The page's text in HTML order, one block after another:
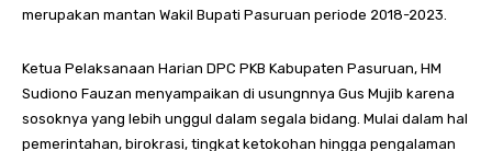
merupakan mantan Wakil Bupati Pasuruan periode 2018-2023.
Ketua Pelaksanaan Harian DPC PKB Kabupaten Pasuruan, HM
Sudiono Fauzan menyampaikan di usungnnya Gus Mujib karena
sosoknya yang lebih unggul dalam segala bidang. Mulai dalam hal
pemerintahan, birokrasi, tingkat ketokohan hingga pengalaman